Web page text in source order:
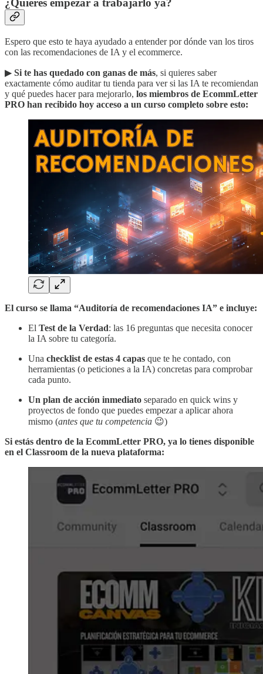
¿Quieres empezar a trabajarlo ya?
Espero que esto te haya ayudado a entender por dónde van los tiros
con las recomendaciones de IA y el ecommerce.
▶︎ Si te has quedado con ganas de más, si quieres saber
exactamente cómo auditar tu tienda para ver si las IA te recomiendan
y qué puedes hacer para mejorarlo, los miembros de EcommLetter
PRO han recibido hoy acceso a un curso completo sobre esto:
El curso se llama “Auditoría de recomendaciones IA” e incluye:
El Test de la Verdad: las 16 preguntas que necesita conocer
la IA sobre tu categoría.
Una checklist de estas 4 capas que te he contado, con
herramientas (o peticiones a la IA) concretas para comprobar
cada punto.
Un plan de acción inmediato separado en quick wins y
proyectos de fondo que puedes empezar a aplicar ahora
mismo (antes que tu competencia 😉)
Si estás dentro de la EcommLetter PRO, ya lo tienes disponible
en el Classroom de la nueva plataforma: